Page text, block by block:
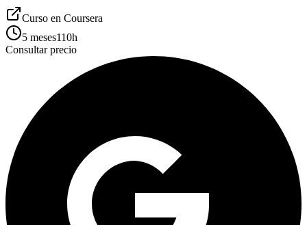
Curso en Coursera
5 meses110h
Consultar precio